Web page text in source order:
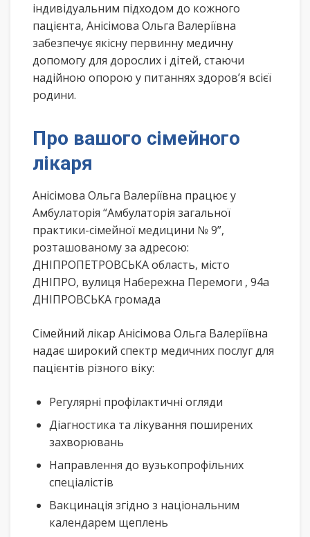
індивідуальним підходом до кожного
пацієнта, Анісімова Ольга Валеріївна
забезпечує якісну первинну медичну
допомогу для дорослих і дітей, стаючи
надійною опорою у питаннях здоров’я всієї
родини.
Про вашого сімейного
лікаря
Анісімова Ольга Валеріївна працює у
Амбулаторія “Амбулаторія загальної
практики-сімейної медицини № 9”,
розташованому за адресою:
ДНІПРОПЕТРОВСЬКА область, місто
ДНІПРО, вулиця Набережна Перемоги , 94а
ДНІПРОВСЬКА громада
Сімейний лікар Анісімова Ольга Валеріївна
надає широкий спектр медичних послуг для
пацієнтів різного віку:
Регулярні профілактичні огляди
Діагностика та лікування поширених
захворювань
Направлення до вузькопрофільних
спеціалістів
Вакцинація згідно з національним
календарем щеплень